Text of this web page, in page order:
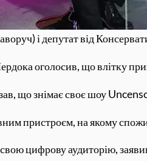
і депутат від
оголосив, що влітку
що знімає своє шоу
пристроєм, на якому
цифрову аудиторію,